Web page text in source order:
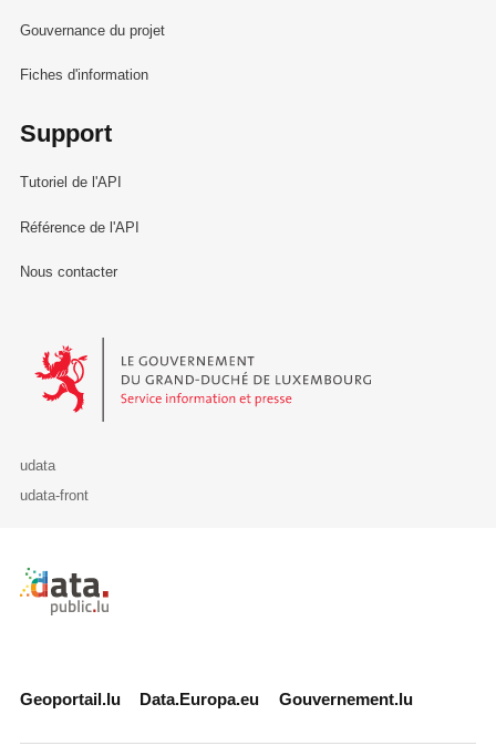
Gouvernance du projet
Fiches d'information
Support
Tutoriel de l'API
Référence de l'API
Nous contacter
Le Gouvernement du Grand-Duché de Luxembourg - Service
udata
udata-front
Retour à l'accueil de data.public.lu
Geoportail.lu Data.Europa.eu Gouvernement.lu